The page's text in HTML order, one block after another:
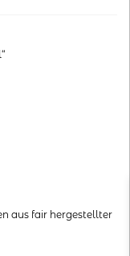
aus fair hergestellter